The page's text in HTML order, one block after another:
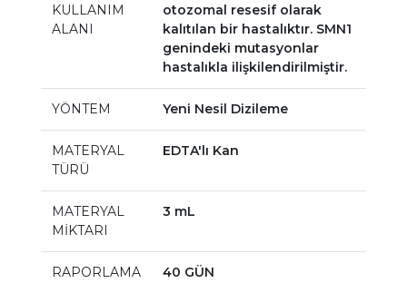
KULLANIM
ALANI
otozomal resesif olarak
kalıtılan bir hastalıktır. SMN1
genindeki mutasyonlar
hastalıkla ilişkilendirilmiştir.
YÖNTEM Yeni Nesil Dizileme
MATERYAL
TÜRÜ
EDTA'lı Kan
MATERYAL
MİKTARI
3 mL
RAPORLAMA
40 GÜN